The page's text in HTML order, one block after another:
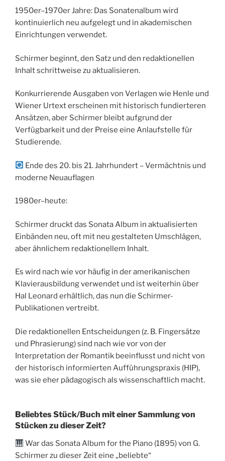
1950er–1970er Jahre: Das Sonatenalbum wird
kontinuierlich neu aufgelegt und in akademischen
Einrichtungen verwendet.
Schirmer beginnt, den Satz und den redaktionellen
Inhalt schrittweise zu aktualisieren.
Konkurrierende Ausgaben von Verlagen wie Henle und
Wiener Urtext erscheinen mit historisch fundierteren
Ansätzen, aber Schirmer bleibt aufgrund der
Verfügbarkeit und der Preise eine Anlaufstelle für
Studierende.
Ende des 20. bis 21. Jahrhundert – Vermächtnis und
moderne Neuauflagen
1980er–heute:
Schirmer druckt das Sonata Album in aktualisierten
Einbänden neu, oft mit neu gestalteten Umschlägen,
aber ähnlichem redaktionellem Inhalt.
Es wird nach wie vor häufig in der amerikanischen
Klavierausbildung verwendet und ist weiterhin über
Hal Leonard erhältlich, das nun die Schirmer-
Publikationen vertreibt.
Die redaktionellen Entscheidungen (z. B. Fingersätze
und Phrasierung) sind nach wie vor von der
Interpretation der Romantik beeinflusst und nicht von
der historisch informierten Aufführungspraxis (HIP),
was sie eher pädagogisch als wissenschaftlich macht.
Beliebtes Stück/Buch mit einer Sammlung von
Stücken zu dieser Zeit?
War das Sonata Album for the Piano (1895) von G.
Schirmer zu dieser Zeit eine „beliebte“